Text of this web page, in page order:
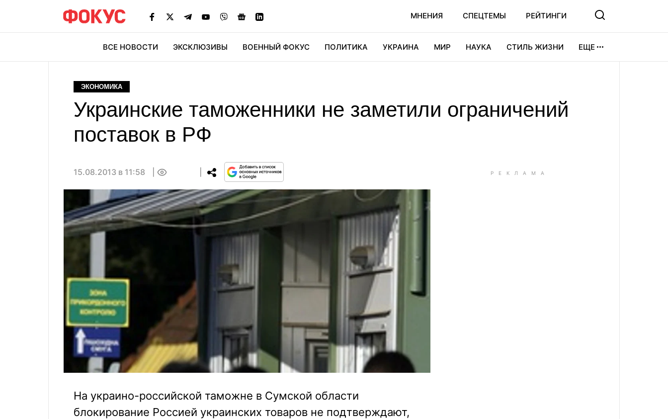
МНЕНИЯ СПЕЦТЕМЫ РЕЙТИНГИ
ВСЕ НОВОСТИ ЭКСКЛЮЗИВЫ ВОЕННЫЙ ФОКУС ПОЛИТИКА УКРАИНА МИР НАУКА СТИЛЬ ЖИЗНИ ЕЩЕ
ЭКОНОМИКА
Украинские таможенники не заметили ограничений
поставок в РФ
15.08.2013 в 11:58
На украино-российской таможне в Сумской области
блокирование Россией украинских товаров не подтверждают,